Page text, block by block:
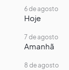
6 de agosto
Hoje
7 de agosto
Amanhã
8 de agosto